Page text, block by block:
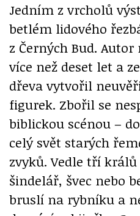
Jedním z vrcholů
betlém lidového
z Černých Bud.
více než deset let a
dřeva vytvořil
figurek. Zbořil se
biblickou scénou –
celý svět starých
zvyků. Vedle tří
šindelář, švec nebo
bruslí na rybníku a